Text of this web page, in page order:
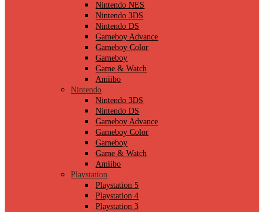
Nintendo NES
Nintendo 3DS
Nintendo DS
Gameboy Advance
Gameboy Color
Gameboy
Game & Watch
Amiibo
Nintendo
Nintendo 3DS
Nintendo DS
Gameboy Advance
Gameboy Color
Gameboy
Game & Watch
Amiibo
Playstation
Playstation 5
Playstation 4
Playstation 3